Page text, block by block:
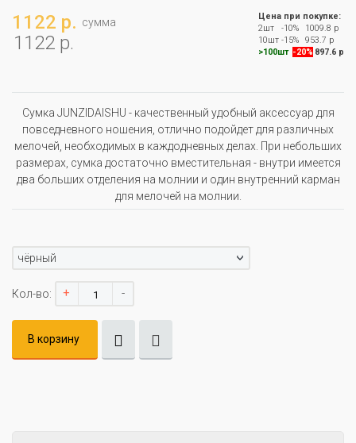
1122 р. сумма
1122 р.
Цена при покупке:
2шт
-10%
1009.8 р
10шт -15%
953.7 р
>100шт -20% 897.6 р
Сумка JUNZIDAISHU - качественный удобный аксессуар для
повседневного ношения, отлично подойдет для различных
мелочей, необходимых в каждодневных делах. При небольших
размерах, сумка достаточно вместительная - внутри имеется
два больших отделения на молнии и один внутренний карман
для мелочей на молнии.
чёрный
Кол-во: + -
В корзину